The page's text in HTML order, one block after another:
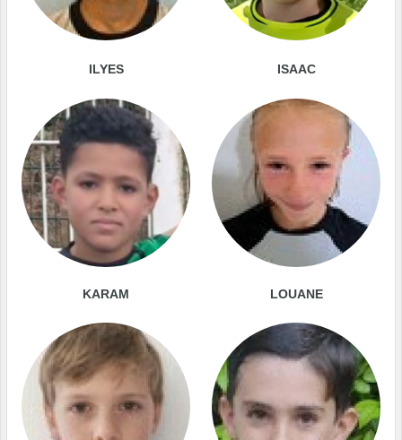
ILYES ISAAC
KARAM LOUANE